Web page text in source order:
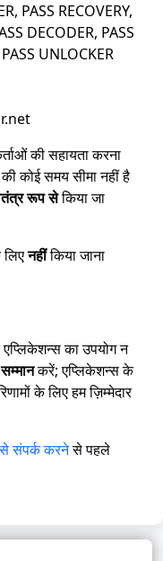
PASS RECOVERY,
DECODER, PASS
UNLOCKER
की सहायता करना
कोई समय सीमा नहीं है
रूप सेकिया जा
लिएनहींकिया जाना
का उपयोग न
सम्मानकरें; एप्लिकेशन्स के
के लिए हम ज़िम्मेदार
संपर्क करनेसे पहले